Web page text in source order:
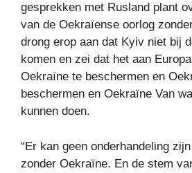
gesprekken met Rusland plant
van de Oekraïense oorlog
drong erop aan dat Kyiv niet bij
komen en zei dat het aan
Oekraïne te beschermen en
beschermen en Oekraïne Van
kunnen doen.
“Er kan geen onderhandeling
zonder Oekraïne. En de stem